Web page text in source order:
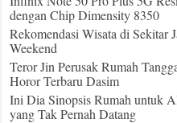
dengan Chip Dimensity 8350
Rekomendasi Wisata di Sekitar
Weekend
Teror Jin Perusak Rumah
Horor Terbaru Dasim
Ini Dia Sinopsis Rumah untuk
yang Tak Pernah Datang